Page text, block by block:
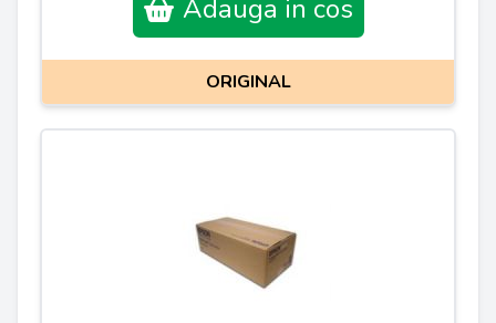
Adauga in cos
ORIGINAL